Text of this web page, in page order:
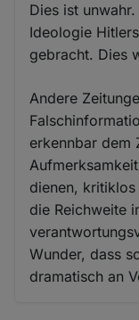
Dies ist
Ideologie
gebracht. Dies
Andere
erkennbar dem
dienen,
die Reichweite
Wunder, dass
dramatisch an